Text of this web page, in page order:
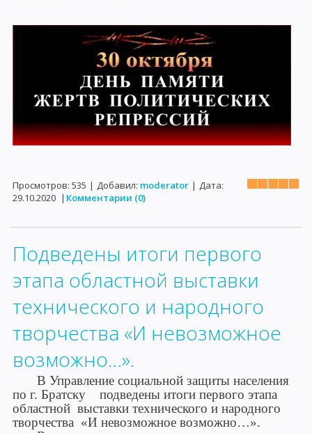
Просмотров: 535 | Добавил: moderator | Дата:
29.10.2020 | Комментарии (0)
Подведены итоги первого
этапа областной выставки
технического и народного
творчества «И невозможное
возможно…».
В Управление социальной защиты населения
по г. Братску подведены итоги первого этапа
областной выставки технического и народного
творчества «И невозможное возможно…».